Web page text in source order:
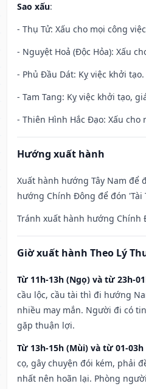
Sao xấu:
- Thụ Tử: Xấu cho mọi công
- Nguyệt Hoả (Độc Hỏa): Xấu
- Phủ Đầu Dát: Kỵ việc khởi tạo.
- Tam Tang: Kỵ việc khởi tạo,
- Thiên Hình Hắc Đạo: Xấu cho
Hướng xuất hành
Xuất hành hướng Tây Nam để
hướng Chính Đông để đón 'Tài
Tránh xuất hành hướng Chính
Giờ xuất hành Theo Lý
Từ 11h-13h (Ngọ) và từ 23h-
cầu lộc, cầu tài thì đi hướng
nhiều may mắn. Người đi có
gặp thuận lợi.
Từ 13h-15h (Mùi) và từ 01-03h
cọ, gây chuyện đói kém, phải
nhất nên hoãn lại. Phòng